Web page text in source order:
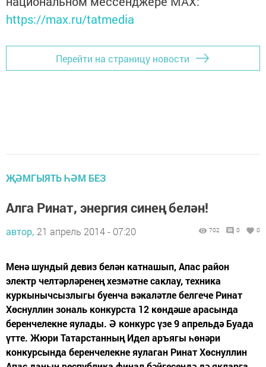
https://max.ru/tatmedia
Перейти на страницу новости
ҖӘМГЫЯТЬ ҺӘМ БЕЗ
Алга Ринат, энергия синең белән!
автор, 21 апрель 2014 - 07:20 702 0 0
Менә шундый девиз белән катнашып, Апас район
электр челтәрләренең хезмәтне саклау, техника
куркынычсызлыгы буенча вәкаләтле белгече Ринат
Хөснуллин зональ конкурста 12 көндәше арасында
беренчелекне яулады. Ә конкурс үзе 9 апрельдә Буада
үтте. Жюри Татарстанның Идел аръягы һөнәри
конкурсында беренчелекне яулаган Ринат Хөснуллин